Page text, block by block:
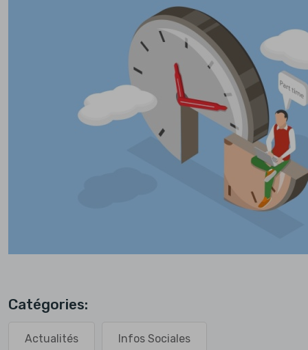
Catégories:
Actualités Infos Sociales